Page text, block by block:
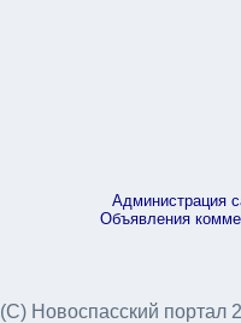
Администрация
Объявления
(С) Новоспасский портал